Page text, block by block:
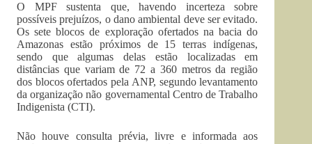
O MPF sustenta que, havendo incerteza sobre
possíveis prejuízos, o dano ambiental deve ser evitado.
Os sete blocos de exploração ofertados na bacia do
Amazonas estão próximos de 15 terras indígenas,
sendo que algumas delas estão localizadas em
distâncias que variam de 72 a 360 metros da região
dos blocos ofertados pela ANP, segundo levantamento
da organização não governamental Centro de Trabalho
Indigenista (CTI).
Não houve consulta prévia, livre e informada aos